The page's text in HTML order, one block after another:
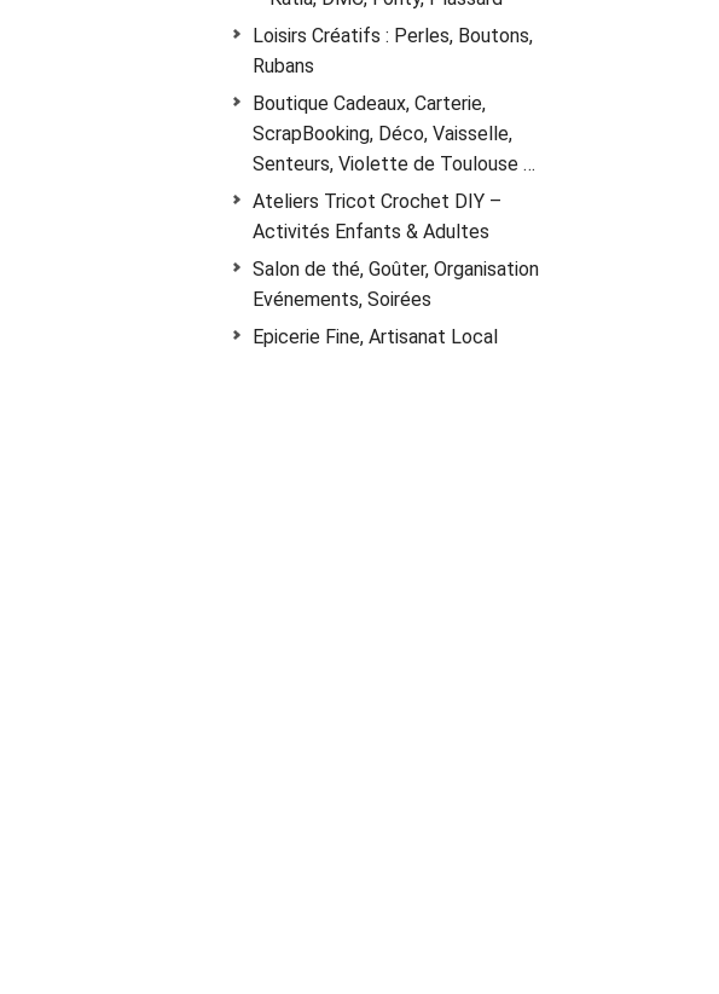
Loisirs Créatifs : Perles, Boutons,
Rubans
Boutique Cadeaux, Carterie,
ScrapBooking, Déco, Vaisselle,
Senteurs, Violette de Toulouse …
Ateliers Tricot Crochet DIY –
Activités Enfants & Adultes
Salon de thé, Goûter, Organisation
Evénements, Soirées
Epicerie Fine, Artisanat Local